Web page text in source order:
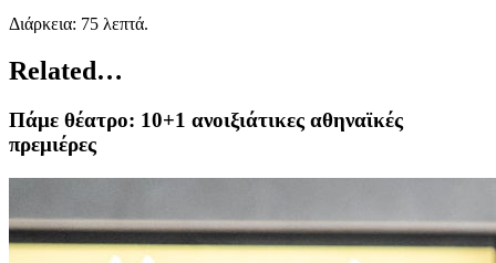
Διάρκεια: 75 λεπτά.
Related…
Πάμε θέατρο: 10+1 ανοιξιάτικες αθηναϊκές
πρεμιέρες